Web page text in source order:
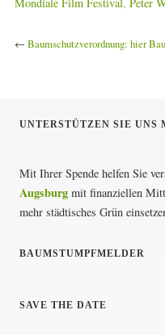
← Baumschutzverordnung: hier
UNTERSTÜTZEN SIE UNS
Mit Ihrer Spende helfen Sie
Augsburg mit finanziellen
mehr städtisches Grün
BAUMSTUMPFMELDER
SAVE THE DATE